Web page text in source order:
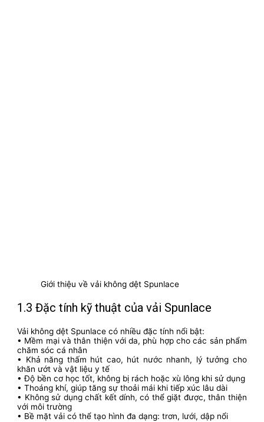
Giới thiệu về vải không dệt Spunlace
1.3 Đặc tính kỹ thuật của vải Spunlace
Vải không dệt Spunlace có nhiều đặc tính nổi bật:
• Mềm mại và thân thiện với da, phù hợp cho các sản phẩm
chăm sóc cá nhân
• Khả năng thấm hút cao, hút nước nhanh, lý tưởng cho
khăn ướt và vật liệu y tế
• Độ bền cơ học tốt, không bị rách hoặc xù lông khi sử dụng
• Thoáng khí, giúp tăng sự thoải mái khi tiếp xúc lâu dài
• Không sử dụng chất kết dính, có thể giặt được, thân thiện
với môi trường
• Bề mặt vải có thể tạo hình đa dạng: trơn, lưới, dập nổi